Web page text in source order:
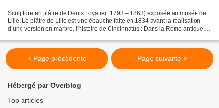
Sculpture en plâtre de Denis Foyatier (1793 – 1863) exposée au musée de
Lille. Le plâtre de Lille est une ébauche faite en 1834 avant la réalisation
d’une version en marbre. l'histoire de Cincinnatus : Dans la Rome antique, il
< Page précédente Page suivante >
Hébergé par Overblog
Top articles